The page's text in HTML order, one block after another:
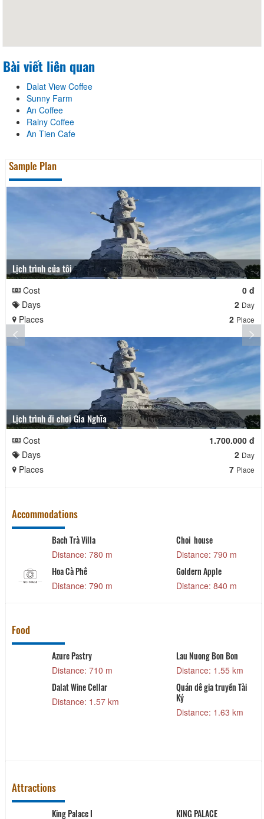
Bài viết liên quan
Dalat View Coffee
Sunny Farm
An Coffee
Rainy Coffee
An Tien Cafe
Sample Plan
Lịch trình của tôi
Cost
0 đ
Days
2 Day
Places 2 Place
Lịch trình đi chơi Gia Nghĩa
Cost
1.700.000 đ
Days
2 Day
Places 7 Place
Accommodations
790 m
Apple
840 m
Distance: 850 m
Distance: 870 m
Food
Nuong Bon Bon
1.55 km
dê gia truyền Tài
Tiệm nướng Xóm Lèo
Distance: 1.88 km
Buffet Hải Sản LỜ TỜ
Attractions
KING PALACE
Trang Trại YSA Orchid